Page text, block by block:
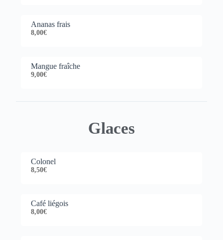
Ananas frais
8,00€
Mangue fraîche
9,00€
Glaces
Colonel
8,50€
Café liégois
8,00€